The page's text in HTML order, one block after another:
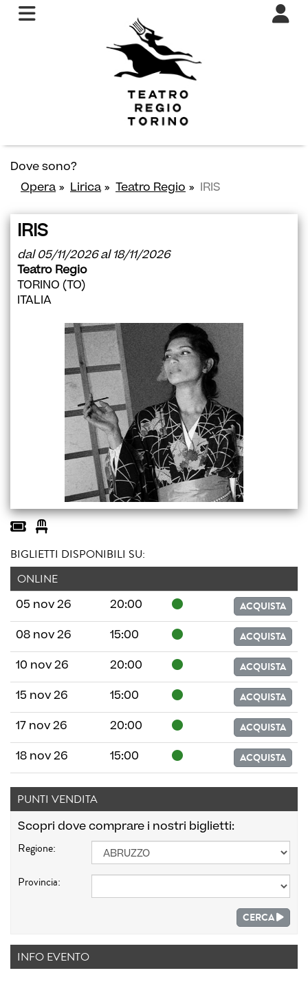
Dove sono?
Opera
Lirica Teatro Regio IRIS
IRIS
dal 05/11/2026 al 18/11/2026
Teatro Regio
TORINO (TO)
ITALIA
BIGLIETTI DISPONIBILI SU:
ONLINE
05 nov 26 20:00 ACQUISTA
08 nov 26 15:00 ACQUISTA
10 nov 26 20:00 ACQUISTA
15 nov 26 15:00 ACQUISTA
17 nov 26 20:00 ACQUISTA
18 nov 26 15:00 ACQUISTA
PUNTI VENDITA
Scopri dove comprare i nostri biglietti:
Regione:
Provincia:
CERCA
INFO EVENTO